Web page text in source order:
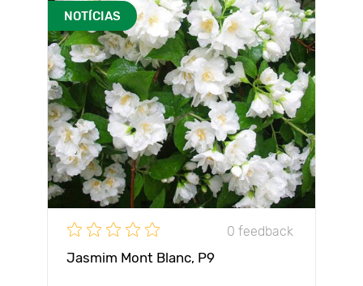
NOTÍCIAS
0 feedback
Jasmim Mont Blanc, P9